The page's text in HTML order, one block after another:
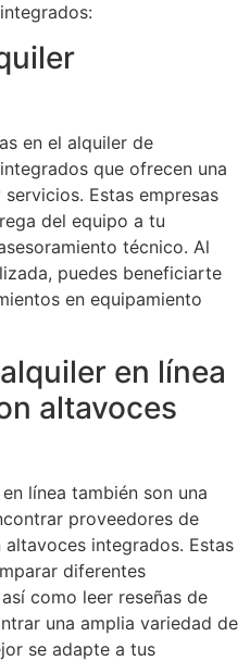
en el alquiler de
que ofrecen una
Estas empresas
del equipo a tu
técnico. Al
puedes beneficiarte
en equipamiento
en línea
altavoces
línea también son una
proveedores de
integrados. Estas
diferentes
como leer reseñas de
una amplia variedad de
se adapte a tus